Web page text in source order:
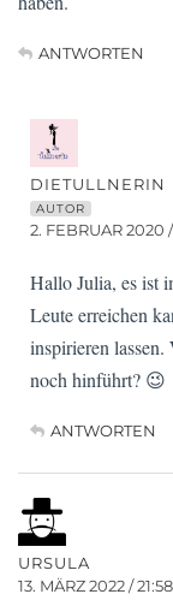
ANTWORTEN
DIETULLNERIN
AUTOR
2. FEBRUAR 2020
Hallo Julia, es ist
Leute erreichen
inspirieren
noch hinführt? 😉
ANTWORTEN
URSULA
13. MÄRZ 2022 / 21:58